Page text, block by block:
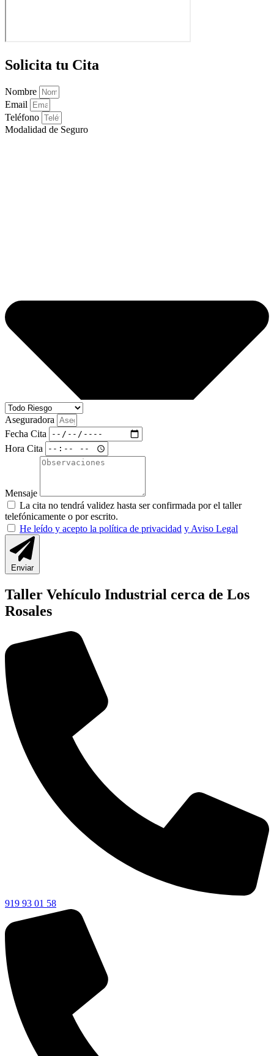
Solicita tu Cita
Nombre
Email
Teléfono
Modalidad de Seguro
Aseguradora
Fecha Cita
Hora Cita
Mensaje
La cita no tendrá validez hasta ser confirmada por el taller
telefónicamente o por escrito.
He leído y acepto la política de privacidad y Aviso Legal
Enviar
Taller Vehículo Industrial cerca de Los
Rosales
919 93 01 58